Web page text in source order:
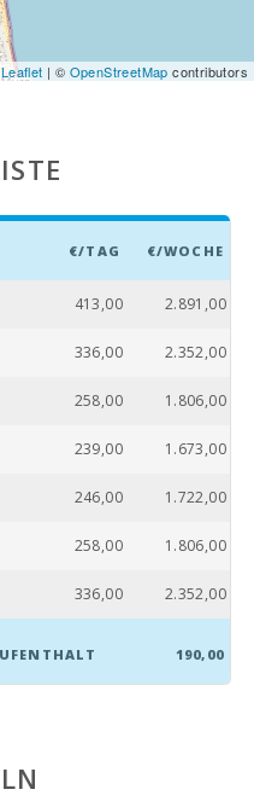
Leaflet | © OpenStreetMap contributors
€/TAG €/WOCHE
413,00 2.891,00
336,00 2.352,00
258,00 1.806,00
239,00 1.673,00
246,00 1.722,00
258,00 1.806,00
336,00 2.352,00
190,00